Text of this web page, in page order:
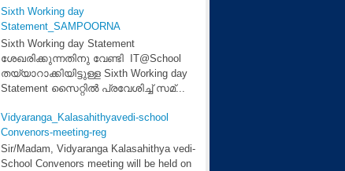
Sixth Working day
Statement_SAMPOORNA
Sixth Working day Statement
ശേഖരിക്കുന്നതിനു വേണ്ടി IT@School
തയ്യാറാക്കിയിട്ടുള്ള Sixth Working day
Statement സൈറ്റില്‍ പ്രവേശിച്ച് സമ്...
Vidyaranga_Kalasahithyavedi-school
Convenors-meeting-reg
Sir/Madam, Vidyaranga Kalasahithya vedi-
School Convenors meeting will be held on